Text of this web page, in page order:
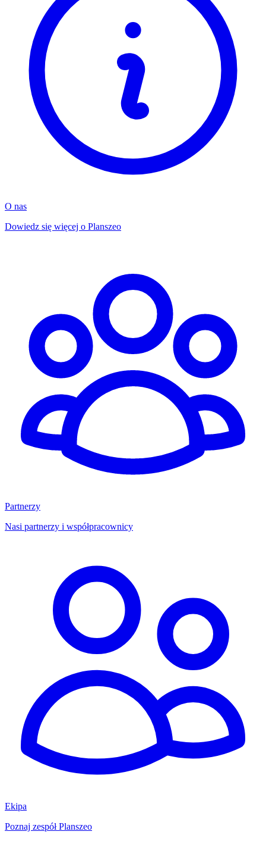
O nas
Dowiedz się więcej o Planszeo
Partnerzy
Nasi partnerzy i współpracownicy
Ekipa
Poznaj zespół Planszeo